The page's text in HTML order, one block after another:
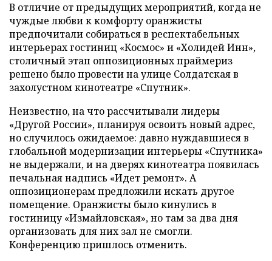
В отличие от предыдущих мероприятий, когда не
чуждые любви к комфорту оранжисты
предпочитали собираться в респектабельных
интерьерах гостиниц «Космос» и «Холидей Инн»,
столичный этап оппозиционных праймериз
решено было провести на улице Солдатская в
захолустном кинотеатре «Спутник».
Неизвестно, на что рассчитывали лидеры
«Другой России», планируя освоить новый адрес,
но случилось ожидаемое: давно нуждавшиеся в
глобальной модернизации интерьеры «Спутника»
не выдержали, и на дверях кинотеатра появилась
печальная надпись «Идет ремонт». А
оппозиционерам предложили искать другое
помещение. Оранжисты было кинулись в
гостиницу «Измайловская», но там за два дня
организовать для них зал не смогли.
Конференцию пришлось отменить.